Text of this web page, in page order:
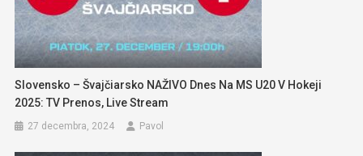
Slovensko – Švajčiarsko NAŽIVO Dnes Na MS U20 V Hokeji
2025: TV Prenos, Live Stream
27 decembra, 2024 Pavol